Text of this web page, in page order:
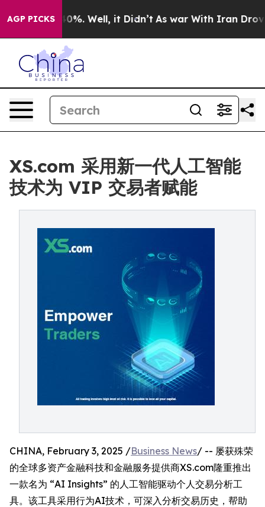
AGP PICKS40%. Well, it Didn’t As war With Iran Drove oil
XS.com 采用新一代人工智能
技术为 VIP 交易者赋能
CHINA, February 3, 2025 /Business News/ -- 屡获殊荣
的全球多资产金融科技和金融服务提供商XS.com隆重推出
一款名为 “AI Insights” 的人工智能驱动个人交易分析工
具。该工具采用行为AI技术，可深入分析交易历史，帮助